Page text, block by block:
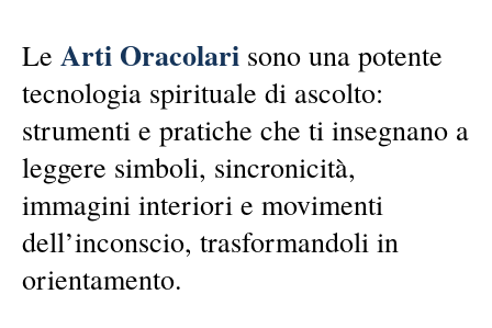
Le Arti Oracolari sono una potente
tecnologia spirituale di ascolto:
strumenti e pratiche che ti insegnano a
leggere simboli, sincronicità,
immagini interiori e movimenti
dell’inconscio, trasformandoli in
orientamento.